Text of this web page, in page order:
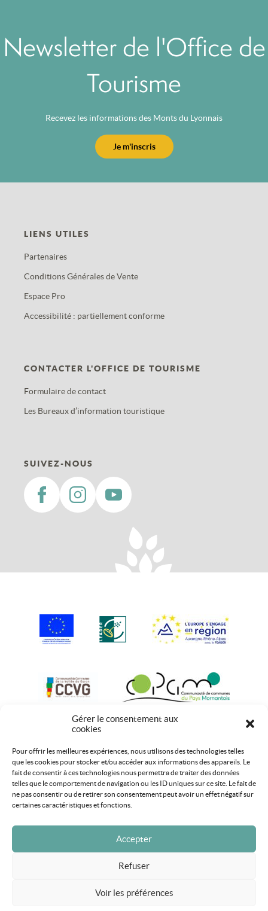
Gérer le consentement aux
cookies
Pour offrir les meilleures expériences, nous utilisons des technologies telles
que les cookies pour stocker et/ou accéder aux informations des appareils. Le
fait de consentir à ces technologies nous permettra de traiter des données
telles que le comportement de navigation ou les ID uniques sur ce site. Le fait de
ne pas consentir ou de retirer son consentement peut avoir un effet négatif sur
certaines caractéristiques et fonctions.
Accepter
Refuser
Voir les préférences
Newsletter de l'Office de
Tourisme
Recevez les informations des Monts du Lyonnais
Je m'inscris
LIENS UTILES
Partenaires
Conditions Générales de Vente
Espace Pro
Accessibilité : partiellement conforme
CONTACTER L'OFFICE DE TOURISME
Formulaire de contact
Les Bureaux d’information touristique
SUIVEZ-NOUS
Tous droits réservés Monts du Lyonnais 2020 ©